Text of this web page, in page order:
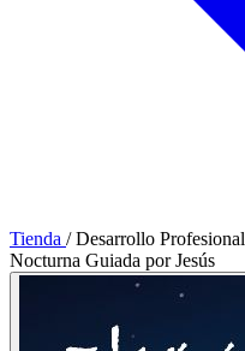
Tienda / Desarrollo Profesional
Nocturna Guiada por Jesús